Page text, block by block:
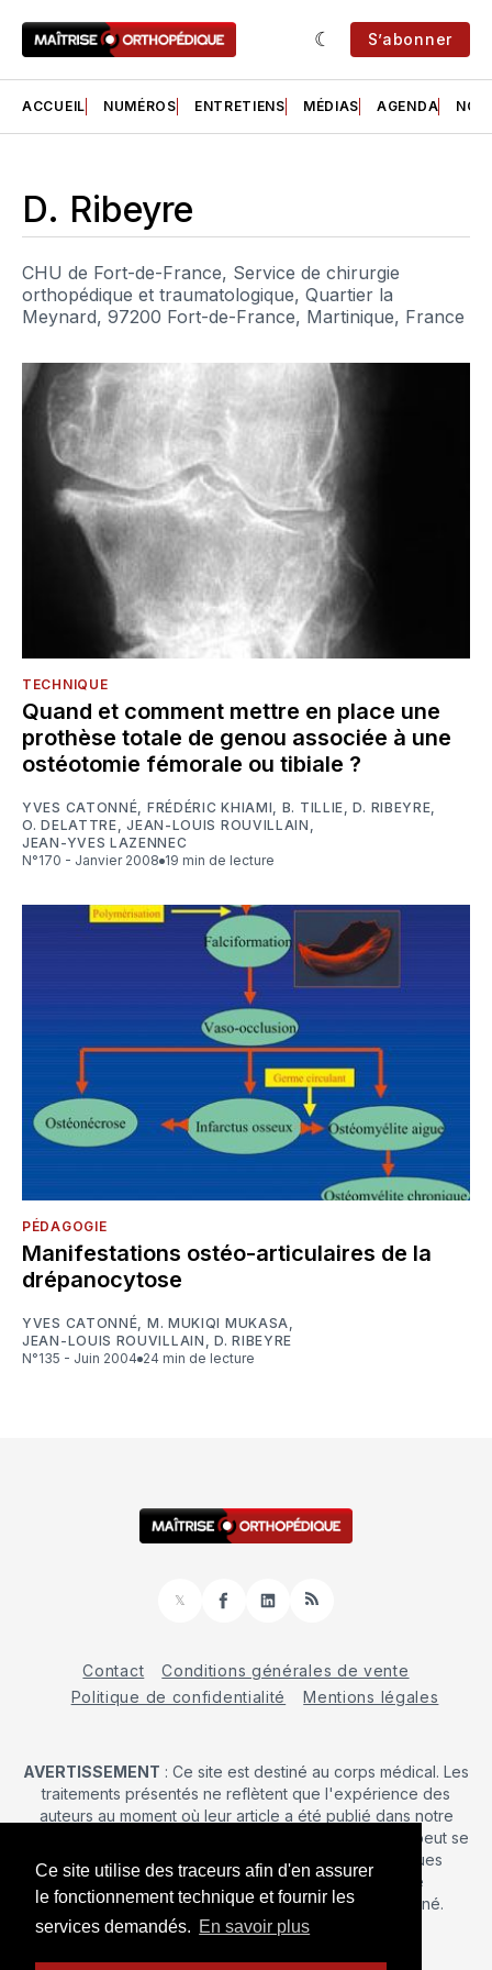
Ce site utilise des traceurs afin d'en assurer
le fonctionnement technique et fournir les
services demandés. En savoir plus
S’abonner
ACCUEIL NUMÉROS ENTRETIENS MÉDIAS AGENDA NOS
D. Ribeyre
CHU de Fort-de-France, Service de chirurgie
orthopédique et traumatologique, Quartier la
Meynard, 97200 Fort-de-France, Martinique, France
TECHNIQUE
Quand et comment mettre en place une
prothèse totale de genou associée à une
ostéotomie fémorale ou tibiale ?
YVES CATONNÉ, FRÉDÉRIC KHIAMI, B. TILLIE,D. RIBEYRE,
O. DELATTRE,JEAN-LOUIS ROUVILLAIN ,
JEAN-YVES LAZENNEC
N°170 - Janvier 2008
19 min de lecture
PÉDAGOGIE
Manifestations ostéo-articulaires de la
drépanocytose
YVES CATONNÉ, M. MUKIQI MUKASA,
JEAN-LOUIS ROUVILLAIN ,D. RIBEYRE
N°135 - Juin 2004
24 min de lecture
𝕏
FacebookLinkedInRSS
Contact
Conditions générales de vente
Politique de confidentialité
Mentions légales
AVERTISSEMENT : Ce site est destiné au corps médical. Les
traitements présentés ne reflètent que l'expérience des
auteurs au moment où leur article a été publié dans notre
journal. La décision d’une intervention chirurgicale ne peut se
prendre qu'après un examen clinique. Les techniques
publiées ici ne sauraient justifier une quelconque
revendication de la part d'un soignant ou d'un soigné.